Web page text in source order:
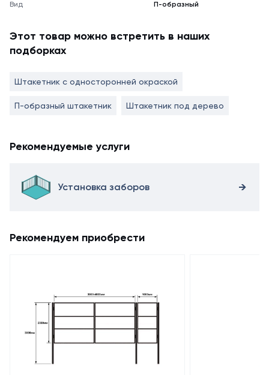
Вид П-образный
Этот товар можно встретить в наших
подборках
Штакетник с односторонней окраской
П-образный штакетник Штакетник под дерево
Рекомендуемые услуги
Установка заборов
Рекомендуем приобрести